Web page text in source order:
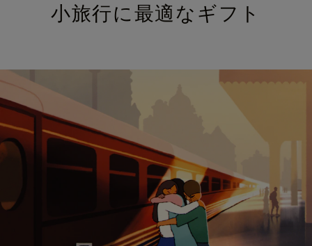
小旅行に最適なギフト